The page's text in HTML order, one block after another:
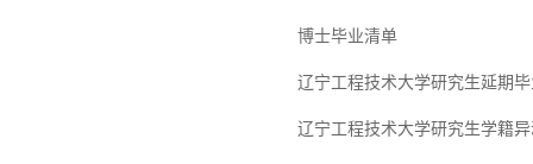
博士毕业清单
辽宁工程技术大学研究生延期
辽宁工程技术大学研究生学籍